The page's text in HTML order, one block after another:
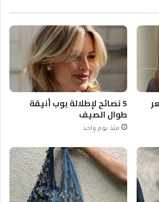
5 نصائح لإطلالة بوب أنيقة
طوال الصيف
منذ يوم واحد